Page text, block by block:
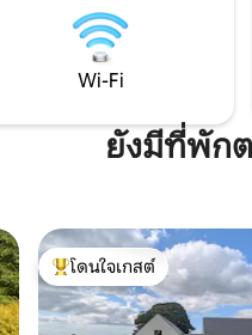
และสระว่ายน้ำเย็นธรรมช
เพื่อผ่อนคลายร่างกายด้วย
ความเย็น
Wi-Fi
ยังมีที่พักต
โดนใจเกสต์ที่สุด
โดนใจเกสต์